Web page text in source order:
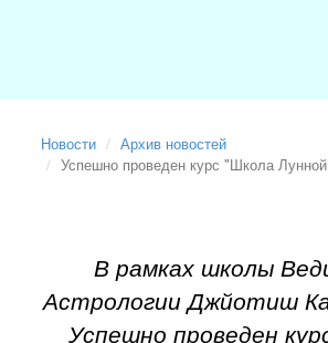
Новости
Архив новостей
Успешно проведен курс "Школа
В рамках школы
Астрологии Джйотиш
Успешно проведен